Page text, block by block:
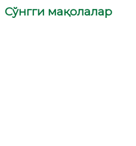
Сўнгги мақолалар